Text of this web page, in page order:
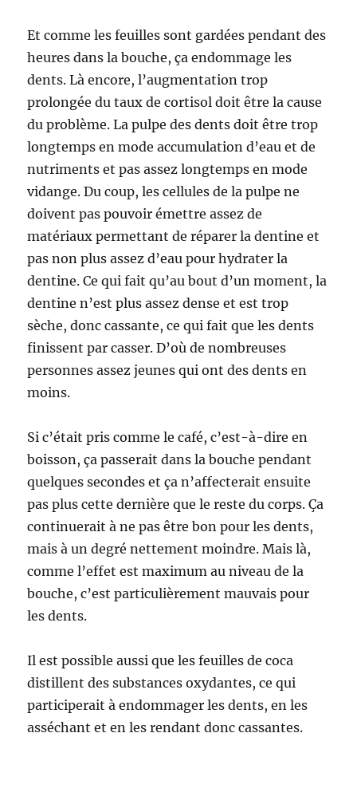
Et comme les feuilles sont gardées pendant des
heures dans la bouche, ça endommage les
dents. Là encore, l’augmentation trop
prolongée du taux de cortisol doit être la cause
du problème. La pulpe des dents doit être trop
longtemps en mode accumulation d’eau et de
nutriments et pas assez longtemps en mode
vidange. Du coup, les cellules de la pulpe ne
doivent pas pouvoir émettre assez de
matériaux permettant de réparer la dentine et
pas non plus assez d’eau pour hydrater la
dentine. Ce qui fait qu’au bout d’un moment, la
dentine n’est plus assez dense et est trop
sèche, donc cassante, ce qui fait que les dents
finissent par casser. D’où de nombreuses
personnes assez jeunes qui ont des dents en
moins.
Si c’était pris comme le café, c’est-à-dire en
boisson, ça passerait dans la bouche pendant
quelques secondes et ça n’affecterait ensuite
pas plus cette dernière que le reste du corps. Ça
continuerait à ne pas être bon pour les dents,
mais à un degré nettement moindre. Mais là,
comme l’effet est maximum au niveau de la
bouche, c’est particulièrement mauvais pour
les dents.
Il est possible aussi que les feuilles de coca
distillent des substances oxydantes, ce qui
participerait à endommager les dents, en les
asséchant et en les rendant donc cassantes.